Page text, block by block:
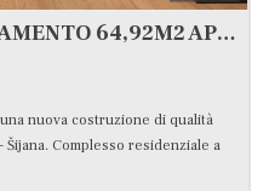
PULA, ŠIJANA, APPARTAMENTO 64,92M2 APPARTAMENTO CON LOGGIA E DUE POSTI AUTO, #VENDITA
nuova costruzione di qualità
Complesso residenziale a